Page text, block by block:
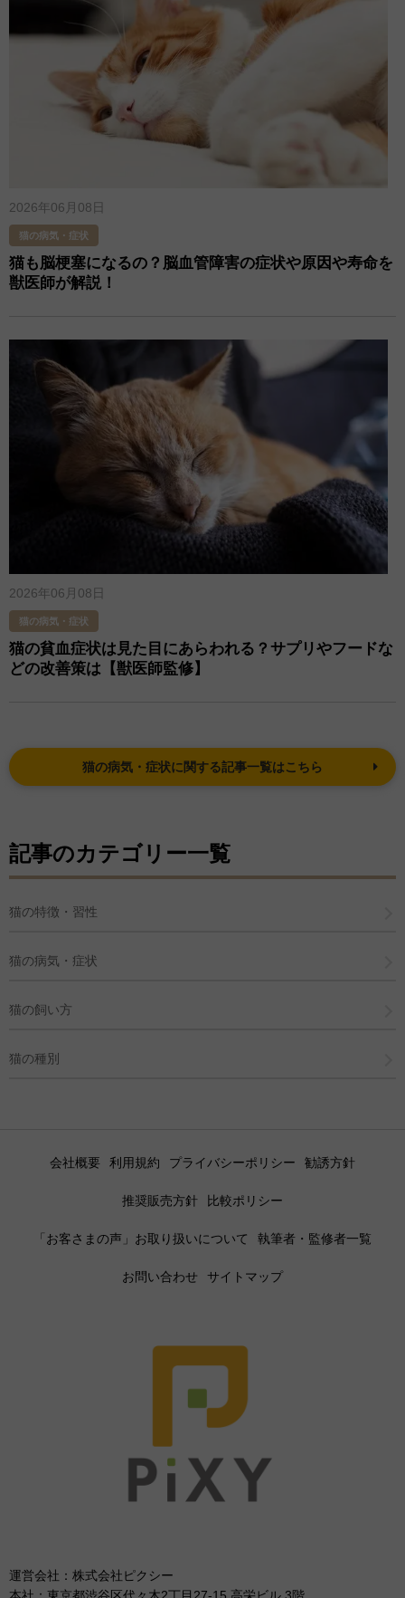
2026年06月08日
猫の病気・症状
猫も脳梗塞になるの？脳血管障害の症状や原因や寿命を
獣医師が解説！
2026年06月08日
猫の病気・症状
猫の貧血症状は見た目にあらわれる？サプリやフードな
どの改善策は【獣医師監修】
猫の病気・症状に関する記事一覧はこちら
記事のカテゴリー一覧
猫の特徴・習性
猫の病気・症状
猫の飼い方
猫の種別
会社概要 利用規約 プライバシーポリシー 勧誘方針
推奨販売方針 比較ポリシー
「お客さまの声」お取り扱いについて 執筆者・監修者一覧
お問い合わせ サイトマップ
運営会社：株式会社ピクシー